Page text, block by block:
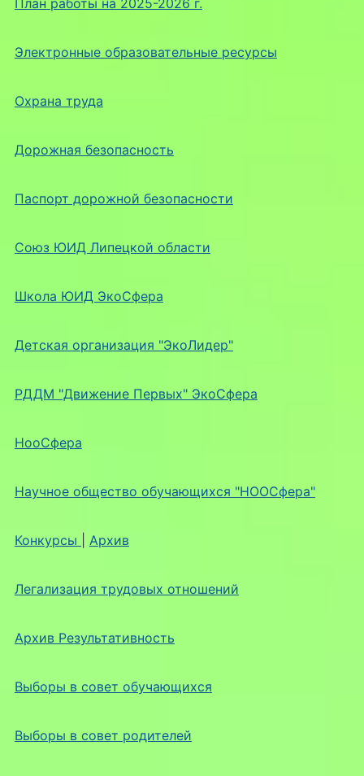
Электронные образовательные ресурсы
Охрана труда
Дорожная безопасность
Паспорт дорожной безопасности
Союз ЮИД Липецкой области
Школа ЮИД ЭкоСфера
Детская организация "ЭкоЛидер"
РДДМ "Движение Первых" ЭкоСфера
НооСфера
Научное общество обучающихся "НООСфера"
Конкурсы Архив
Легализация трудовых отношений
Архив Результативность
Выборы в совет обучающихся
Выборы в совет родителей